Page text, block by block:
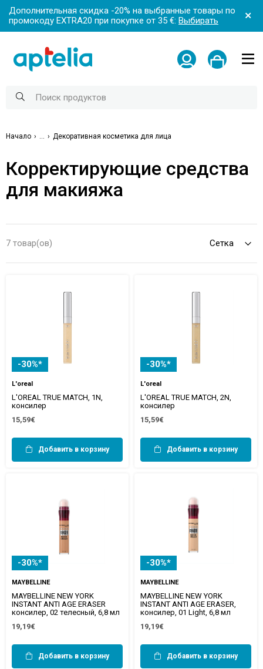
Дополнительная скидка -20% на выбранные товары по
промокоду EXTRA20 при покупке от 35 €: Выбирать
Начало Декоративная косметика для лица
Корректирующие средства
для макияжа
7 товар(ов)
-30%*
L'oreal
L'OREAL TRUE MATCH, 1N,
консилер
15,59€
Добавить в корзину
-30%*
L'oreal
L'OREAL TRUE MATCH, 2N,
консилер
15,59€
Добавить в корзину
-30%*
MAYBELLINE
MAYBELLINE NEW YORK
INSTANT ANTI AGE ERASER
консилер, 02 телесный, 6,8 мл
19,19€
Добавить в корзину
-30%*
MAYBELLINE
MAYBELLINE NEW YORK
INSTANT ANTI AGE ERASER,
консилер, 01 Light, 6,8 мл
19,19€
Добавить в корзину